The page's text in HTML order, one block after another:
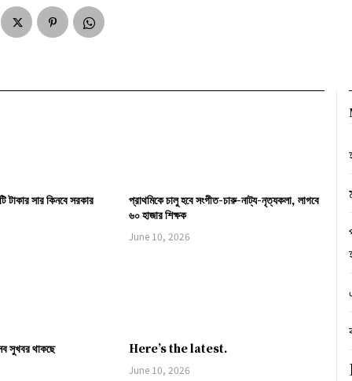
সার কিনবে সরকার
প্রাথমিকে চালু হবে সংগীত-চারু-নাট্য-নৃত্যকলা, লাগবে
৬০ হাজার শিক্ষক
June 10, 2026
সুখবর থাকছে Here’s the latest.
June 10, 2026